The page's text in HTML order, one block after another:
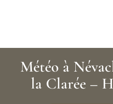
Météo à
la Clarée –